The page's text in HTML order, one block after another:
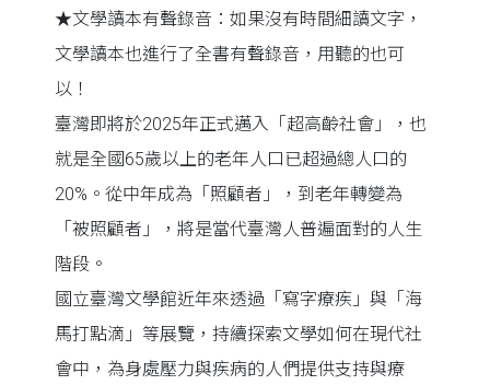
★文學讀本有聲錄音：如果沒有時間細讀文字，
文學讀本也進行了全書有聲錄音，用聽的也可
以！
臺灣即將於2025年正式邁入「超高齡社會」，也
就是全國65歲以上的老年人口已超過總人口的
20%。從中年成為「照顧者」，到老年轉變為
「被照顧者」，將是當代臺灣人普遍面對的人生
階段。
國立臺灣文學館近年來透過「寫字療疾」與「海
馬打點滴」等展覽，持續探索文學如何在現代社
會中，為身處壓力與疾病的人們提供支持與療